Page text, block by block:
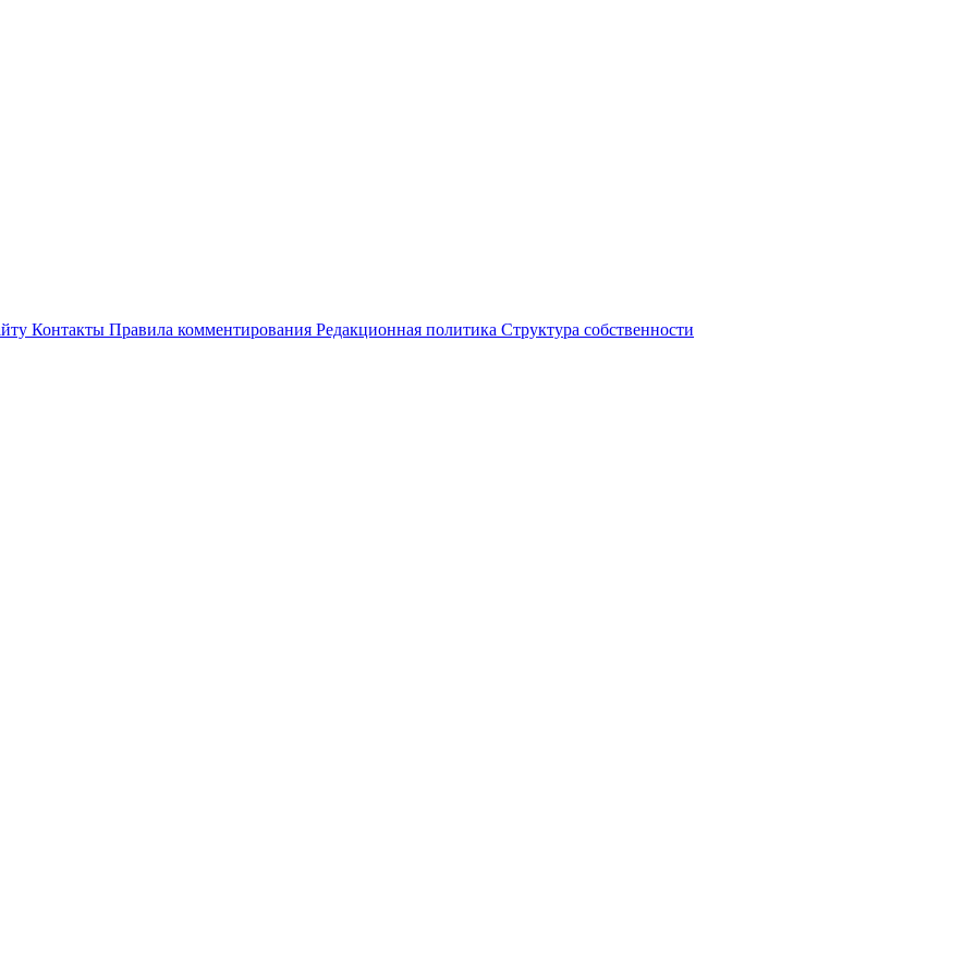
Контакты Правила комментирования Редакционная политика Структура собственности